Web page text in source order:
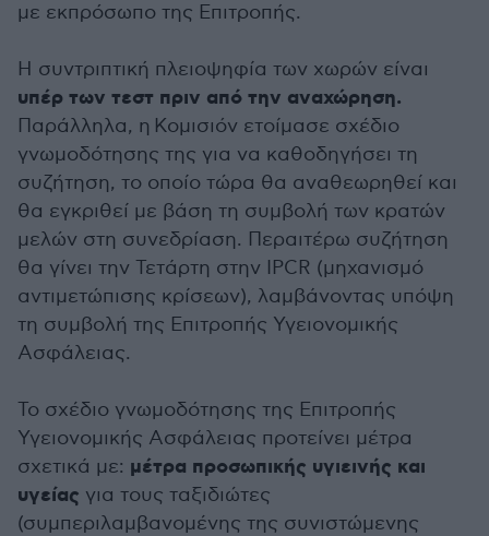
με εκπρόσωπο της Επιτροπής.
Η συντριπτική πλειοψηφία των χωρών είναι
υπέρ των τεστ πριν από την αναχώρηση.
Παράλληλα, η Κομισιόν ετοίμασε σχέδιο
γνωμοδότησης της για να καθοδηγήσει τη
συζήτηση, το οποίο τώρα θα αναθεωρηθεί και
θα εγκριθεί με βάση τη συμβολή των κρατών
μελών στη συνεδρίαση. Περαιτέρω συζήτηση
θα γίνει την Τετάρτη στην IPCR (μηχανισμό
αντιμετώπισης κρίσεων), λαμβάνοντας υπόψη
τη συμβολή της Επιτροπής Υγειονομικής
Ασφάλειας.
Το σχέδιο γνωμοδότησης της Επιτροπής
Υγειονομικής Ασφάλειας προτείνει μέτρα
σχετικά με: μέτρα προσωπικής υγιεινής και
υγείας για τους ταξιδιώτες
(συμπεριλαμβανομένης της συνιστώμενης